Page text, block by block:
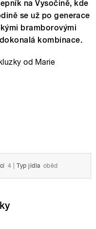
na Vysočině, kde
se už po generace
bramborovými
kombinace.
od Marie
4 Typ jídla oběd